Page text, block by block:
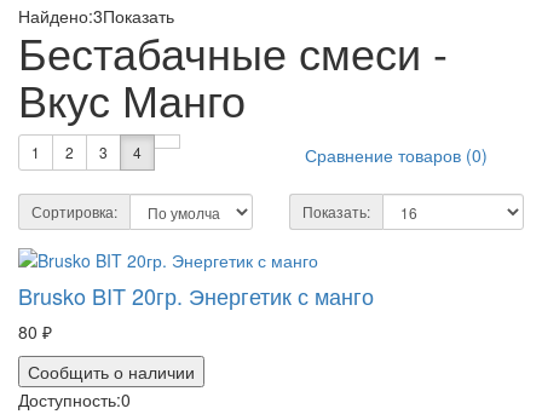
Найдено:3Показать
Бестабачные смеси -
Вкус Манго
1 2 3 4 Сравнение товаров (0)
Сортировка: Показать:
Brusko BIT 20гр. Энергетик с манго
80 ₽
Сообщить о наличии
Доступность:0